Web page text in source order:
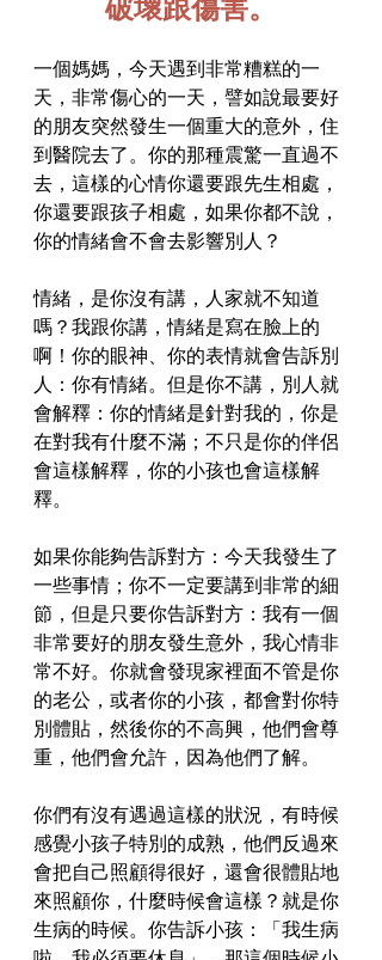
一個媽媽，今天遇到非常糟糕的一
天，非常傷心的一天，譬如說最要好
的朋友突然發生一個重大的意外，住
到醫院去了。你的那種震驚一直過不
去，這樣的心情你還要跟先生相處，
你還要跟孩子相處，如果你都不說，
你的情緒會不會去影響別人？
情緒，是你沒有講，人家就不知道
嗎？我跟你講，情緒是寫在臉上的
啊！你的眼神、你的表情就會告訴別
人：你有情緒。但是你不講，別人就
會解釋：你的情緒是針對我的，你是
在對我有什麼不滿；不只是你的伴侶
會這樣解釋，你的小孩也會這樣解
釋。
如果你能夠告訴對方：今天我發生了
一些事情；你不一定要講到非常的細
節，但是只要你告訴對方：我有一個
非常要好的朋友發生意外，我心情非
常不好。你就會發現家裡面不管是你
的老公，或者你的小孩，都會對你特
別體貼，然後你的不高興，他們會尊
重，他們會允許，因為他們了解。
你們有沒有遇過這樣的狀況，有時候
感覺小孩子特別的成熟，他們反過來
會把自己照顧得很好，還會很體貼地
來照顧你，什麼時候會這樣？就是你
生病的時候。你告訴小孩：「我生病